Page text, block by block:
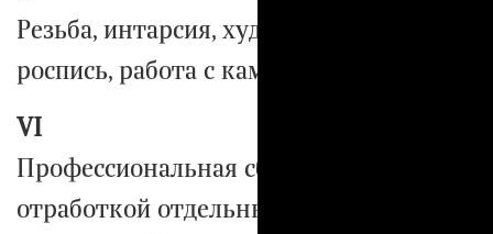
Резьба, интарсия, художественная
роспись, работа с камнем.
VI
Профессиональная сборка изделий с
отработкой отдельных узлов и